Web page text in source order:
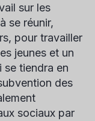
sur les
se réunir,
pour travailler
jeunes et un
se tiendra en
des
sociaux par